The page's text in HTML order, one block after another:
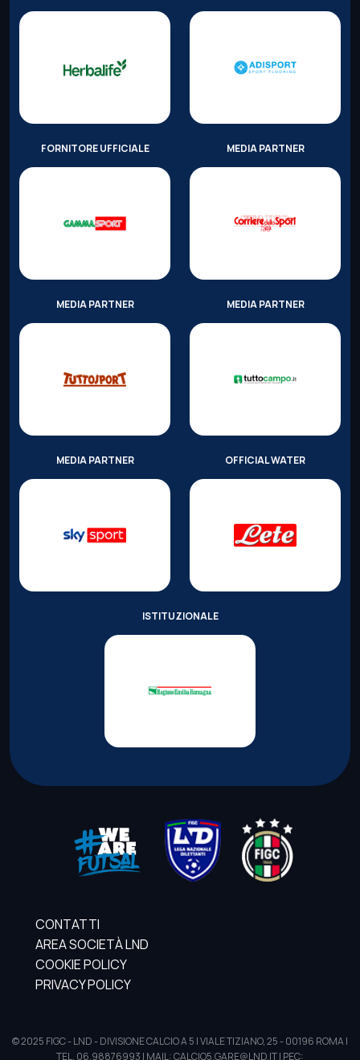
FORNITORE UFFICIALE MEDIA PARTNER
MEDIA PARTNER MEDIA PARTNER
MEDIA PARTNER OFFICIAL WATER
ISTITUZIONALE
CONTATTI
AREA SOCIETÀ LND
COOKIE POLICY
PRIVACY POLICY
© 2025 FIGC - LND - DIVISIONE CALCIO A 5 | VIALE TIZIANO, 25 - 00196 ROMA |
TEL. 06.98876993 | MAIL: CALCIO5.GARE@LND.IT | PEC: